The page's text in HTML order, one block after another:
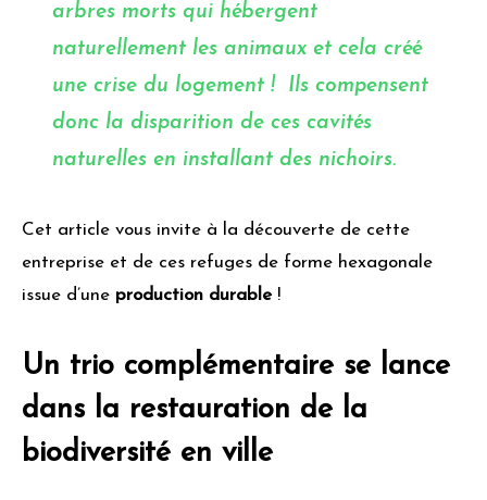
arbres morts qui hébergent
naturellement les animaux et cela créé
une crise du logement ! Ils compensent
donc la disparition de ces cavités
naturelles en installant des nichoirs.
Cet article vous invite à la découverte de cette
entreprise et de ces refuges de forme hexagonale
issue d’une production durable!
Un trio complémentaire se lance
dans la restauration de la
biodiversité en ville